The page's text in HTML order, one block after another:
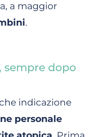
a maggior
.
sempre dopo
indicazione
personale